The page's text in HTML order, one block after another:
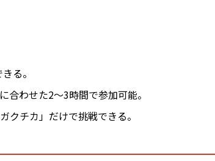
る。
合わせた2〜3時間で参加可能。
クチカ」だけで挑戦できる。